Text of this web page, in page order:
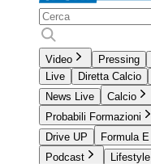
Video Pressing
Live
Diretta Calcio
News Live
Calcio
Probabili Formazioni
Drive UP
Formula E
Podcast
Lifestyle